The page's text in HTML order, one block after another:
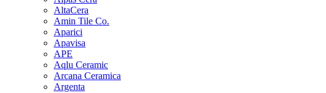
AltaCera
Amin Tile Co.
Aparici
Apavisa
APE
Aqlu Ceramic
Arcana Ceramica
Argenta